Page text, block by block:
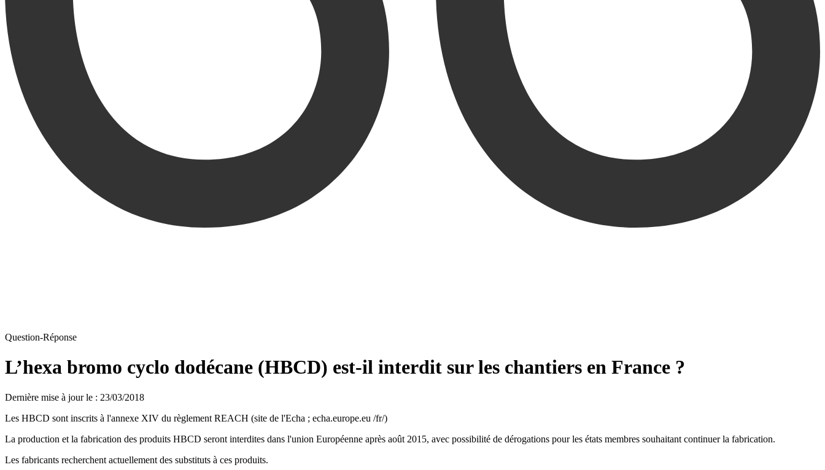
Question-Réponse
L’hexa bromo cyclo dodécane (HBCD) est-il interdit sur les chantiers en France ?
Dernière mise à jour le : 23/03/2018
Les HBCD sont inscrits à l'annexe XIV du règlement REACH (site de l'Echa ; echa.europe.eu /fr/)
La production et la fabrication des produits HBCD seront interdites dans l'union Européenne après août 2015, avec possibilité de dérogations pour les états membres souhaitant continuer la fabrication.
Les fabricants recherchent actuellement des substituts à ces produits.